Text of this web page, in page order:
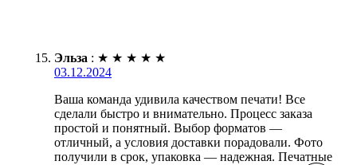
Эльза : ★ ★ ★ ★ ★
03.12.2024
Ваша команда удивила качеством печати! Все
сделали быстро и внимательно. Процесс заказа
простой и понятный. Выбор форматов —
отличный, а условия доставки порадовали. Фото
получили в срок, упаковка — надежная. Печатные